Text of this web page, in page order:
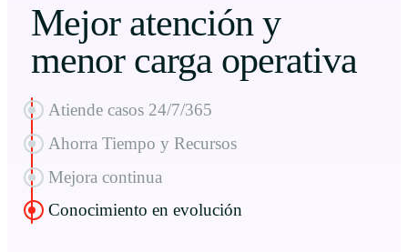
Mejor atención y
menor carga operativa
Atiende casos 24/7/365
Ahorra Tiempo y Recursos
Mejora continua
Conocimiento en evolución